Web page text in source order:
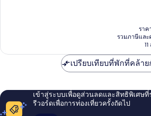
ราค
รวมภาษีและ
เปรียบเทียบที่พักที่คล้า
เข้าสู่ระบบเพื่อดูส่วนลดและสิทธิพิเศษที่
รีวอร์ดเพื่อการท่องเที่ยวครั้งถัดไป